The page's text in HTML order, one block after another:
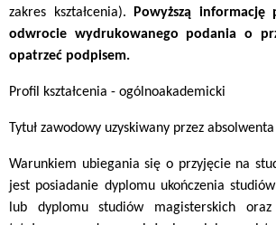
zakres kształcenia).
Powyższą informację
odwrocie wydrukowanego podania o
opatrzeć podpisem.
Profil kształcenia - ogólnoakademicki
Tytuł zawodowy uzyskiwany przez
Warunkiem ubiegania się o przyjęcie na
jest posiadanie dyplomu ukończenia
lub dyplomu studiów magisterskich